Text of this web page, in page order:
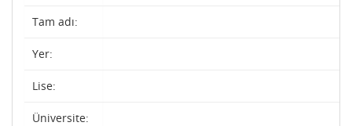
Tam adı:
Yer:
Lise:
Üniversite: